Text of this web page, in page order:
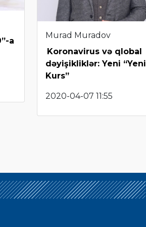
a
Murad Muradov
Koronavirus və qlobal
dəyişikliklər: Yeni “Yeni
Kurs”
2020-04-07 11:55